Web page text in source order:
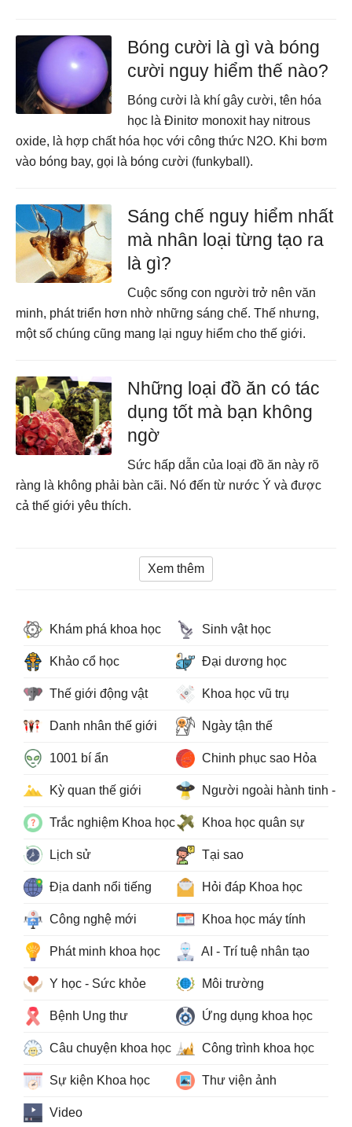
Bóng cười là gì và bóng
cười nguy hiểm thế nào?
Bóng cười là khí gây cười, tên hóa
học là Đinitơ monoxit hay nitrous
oxide, là hợp chất hóa học với công thức N2O. Khi bơm
vào bóng bay, gọi là bóng cười (funkyball).
Sáng chế nguy hiểm nhất
mà nhân loại từng tạo ra
là gì?
Cuộc sống con người trở nên văn
minh, phát triển hơn nhờ những sáng chế. Thế nhưng,
một số chúng cũng mang lại nguy hiểm cho thế giới.
Những loại đồ ăn có tác
dụng tốt mà bạn không
ngờ
Sức hấp dẫn của loại đồ ăn này rõ
ràng là không phải bàn cãi. Nó đến từ nước Ý và được
cả thế giới yêu thích.
Xem thêm
Khám phá khoa học Sinh vật học
Khảo cổ học Đại dương học
Thế giới động vật Khoa học vũ trụ
Danh nhân thế giới Ngày tận thế
1001 bí ẩn Chinh phục sao Hỏa
Kỳ quan thế giới Người ngoài hành tinh -
Trắc nghiệm Khoa học Khoa học quân sự
Lịch sử Tại sao
Địa danh nổi tiếng Hỏi đáp Khoa học
Công nghệ mới Khoa học máy tính
Phát minh khoa học AI - Trí tuệ nhân tạo
Y học - Sức khỏe Môi trường
Bệnh Ung thư Ứng dụng khoa học
Câu chuyện khoa học Công trình khoa học
Sự kiện Khoa học Thư viện ảnh
Video